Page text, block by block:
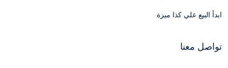
ابدأ البيع علي كذا ميزة
تواصل معنا